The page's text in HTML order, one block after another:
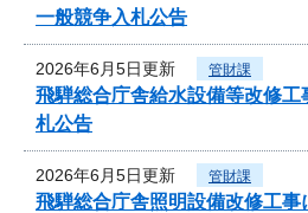
一般競争入札公告
2026年6月5日更新 管財課
飛騨総合庁舎給水設備等改修工
札公告
2026年6月5日更新 管財課
飛騨総合庁舎照明設備改修工